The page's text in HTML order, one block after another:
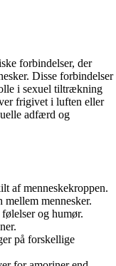
forbindelser, der
Disse forbindelser
i sexuel tiltrækning
frigivet i luften eller
adfærd og
af menneskekroppen.
mennesker.
og humør.
på forskellige